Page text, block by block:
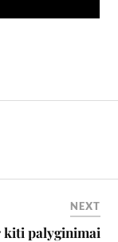
NEXT
kiti palyginimai